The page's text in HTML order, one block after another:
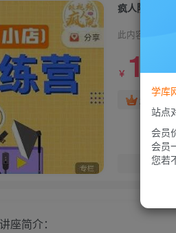
疯人院《
此内容为付费
￥ 10￥
超级会员
座简介：
学库
站点
会员
会员
您若